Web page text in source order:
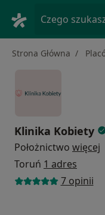
Czego
Strona Główna
Klinika Kobiety
Położnictwo więcej
Toruń 1 adres
7 opinii